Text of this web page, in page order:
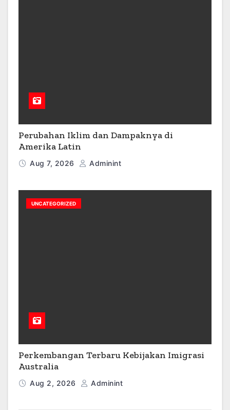
Perubahan Iklim dan Dampaknya di
Amerika Latin
Aug 7, 2026 Adminint
UNCATEGORIZED
Perkembangan Terbaru Kebijakan Imigrasi
Australia
Aug 2, 2026 Adminint